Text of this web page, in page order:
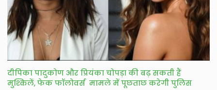
दीपिका पादुकोण और प्रियंका चोपड़ा की बढ़ सकती हैं
मुश्किलें, फेक फॉलोवर्स मामले में पूछताछ करेगी पुलिस